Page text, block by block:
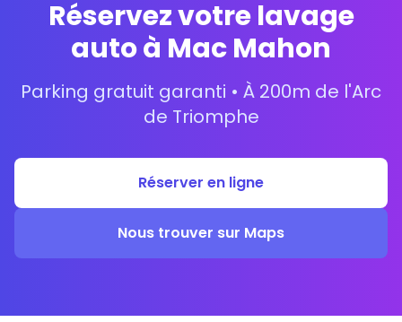
Réservez votre lavage
auto à Mac Mahon
Parking gratuit garanti • À 200m de l'Arc
de Triomphe
Réserver en ligne
Nous trouver sur Maps